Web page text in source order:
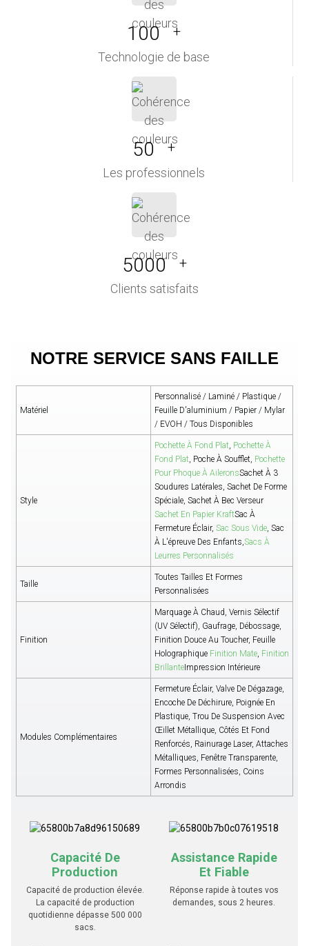
100 +
Technologie de base
50 +
Les professionnels
5000 +
Clients satisfaits
NOTRE SERVICE SANS FAILLE
Matériel
Personnalisé / Laminé / Plastique /
Feuille D'aluminium / Papier / Mylar
/ EVOH / Tous Disponibles
Style
Pochette À Fond Plat Pochette À
Fond Plat , Poche À Soufflet, Pochette
Pour Phoque À AileronsSachet À 3
Soudures Latérales, Sachet De Forme
Spéciale, Sachet À Bec Verseur
Sachet En Papier KraftSac À
Fermeture Éclair, Sac Sous Vide, Sac
À L'épreuve Des Enfants, Sacs À
Leurres Personnalisés
Taille
Toutes Tailles Et Formes
Personnalisées
Finition
Marquage À Chaud, Vernis Sélectif
(UV Sélectif), Gaufrage, Débossage,
Finition Douce Au Toucher, Feuille
Holographique Finition Mate, Finition
BrillanteImpression Intérieure
Modules Complémentaires
Fermeture Éclair, Valve De Dégazage,
Encoche De Déchirure, Poignée En
Plastique, Trou De Suspension Avec
Œillet Métallique, Côtés Et Fond
Renforcés, Rainurage Laser, Attaches
Métalliques, Fenêtre Transparente,
Formes Personnalisées, Coins
Arrondis
Capacité De
Production
Capacité de production élevée.
La capacité de production
quotidienne dépasse 500 000
sacs.
Assistance Rapide
Et Fiable
Réponse rapide à toutes vos
demandes, sous 2 heures.